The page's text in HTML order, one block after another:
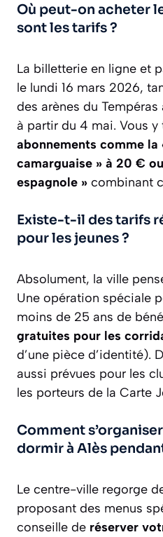
Où peut-on acheter
sont les tarifs ?
La billetterie en ligne et
le lundi 16 mars 2026,
des arènes du
à partir du 4 mai. Vous y
abonnements comme la
camarguaise » à 20 €
espagnole » combinant
Existe-t-il des tarifs
pour les jeunes ?
Absolument, la ville
Une opération spéciale
moins de 25 ans de
gratuites pour les
d’une pièce d’identité).
aussi prévues pour les
les porteurs de la Carte
Comment
dormir à Alès
Le centre-ville regorge
proposant des menus
conseille de réserver